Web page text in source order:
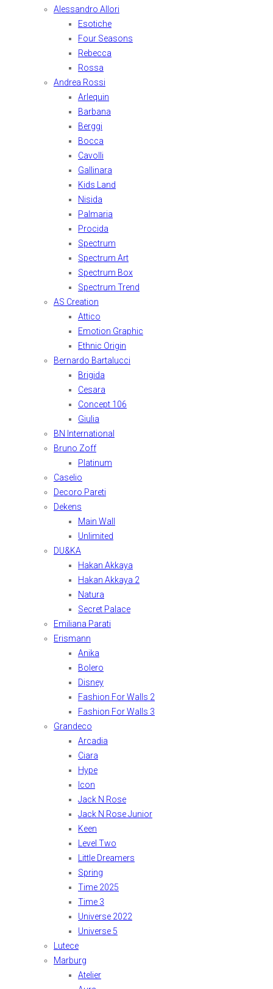
Alessandro Allori
Esotiche
Four Seasons
Rebecca
Rossa
Andrea Rossi
Arlequin
Barbana
Berggi
Bocca
Cavolli
Gallinara
Kids Land
Nisida
Palmaria
Procida
Spectrum
Spectrum Art
Spectrum Box
Spectrum Trend
AS Creation
Attico
Emotion Graphic
Ethnic Origin
Bernardo Bartalucci
Brigida
Cesara
Concept 106
Giulia
BN International
Bruno Zoff
Platinum
Caselio
Decoro Pareti
Dekens
Main Wall
Unlimited
DU&KA
Hakan Akkaya
Hakan Akkaya 2
Natura
Secret Palace
Emiliana Parati
Erismann
Anika
Bolero
Disney
Fashion For Walls 2
Fashion For Walls 3
Grandeco
Arcadia
Ciara
Hype
Icon
Jack N Rose
Jack N Rose Junior
Keen
Level Two
Little Dreamers
Spring
Time 2025
Time 3
Universe 2022
Universe 5
Lutece
Marburg
Atelier